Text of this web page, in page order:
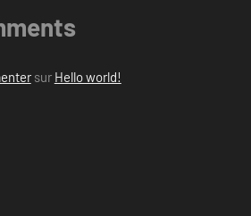
sur Hello world!